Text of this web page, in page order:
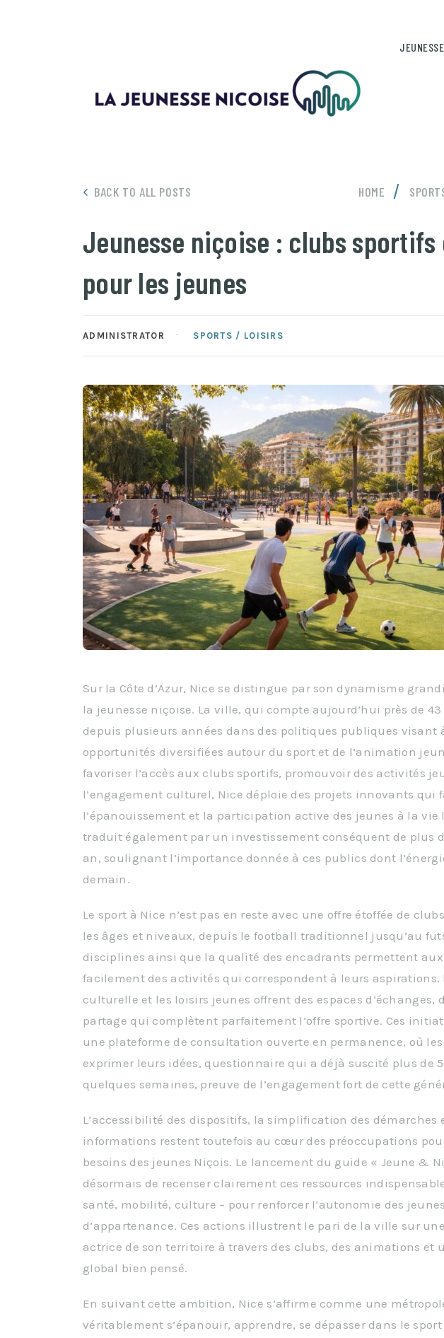
JEUNESSE
BACK TO ALL POSTS HOME /
Jeunesse niçoise : clubs
pour les jeunes
ADMINISTRATOR SPORTS / LOISIRS
Sur la Côte d’Azur, Nice se distingue par son dynamisme
la jeunesse niçoise. La ville, qui compte aujourd’hui près de
depuis plusieurs années dans des politiques publiques visant
opportunités diversifiées autour du sport et de l’animation
favoriser l’accès aux clubs sportifs, promouvoir des activités
l’engagement culturel, Nice déploie des projets innovants qui
l’épanouissement et la participation active des jeunes à la vie
traduit également par un investissement conséquent de plus
an, soulignant l’importance donnée à ces publics dont
demain.
Le sport à Nice n’est pas en reste avec une offre étoffée de
les âges et niveaux, depuis le football traditionnel jusqu’au
disciplines ainsi que la qualité des encadrants permettent
facilement des activités qui correspondent à leurs
culturelle et les loisirs jeunes offrent des espaces d’échanges,
partage qui complètent parfaitement l’offre sportive. Ces
une plateforme de consultation ouverte en permanence, où
exprimer leurs idées, questionnaire qui a déjà suscité plus de
quelques semaines, preuve de l’engagement fort de cette
L’accessibilité des dispositifs, la simplification des démarches
informations restent toutefois au cœur des préoccupations
besoins des jeunes Niçois. Le lancement du guide « Jeune &
désormais de recenser clairement ces ressources
santé, mobilité, culture – pour renforcer l’autonomie des
d’appartenance. Ces actions illustrent le pari de la ville sur
actrice de son territoire à travers des clubs, des animations et
global bien pensé.
En suivant cette ambition, Nice s’affirme comme une
véritablement s’épanouir, apprendre, se dépasser dans le